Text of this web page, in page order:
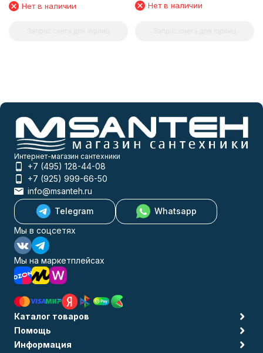
Нет в наличии
Нет в наличии
Интернет-магазин сантехники
+7 (495) 128-44-08
+7 (925) 999-66-50
info@msanteh.ru
Telegram
Whatsapp
Мы в соцсетях
Мы на маркетплейсах
Каталог товаров
Помощь
Информация